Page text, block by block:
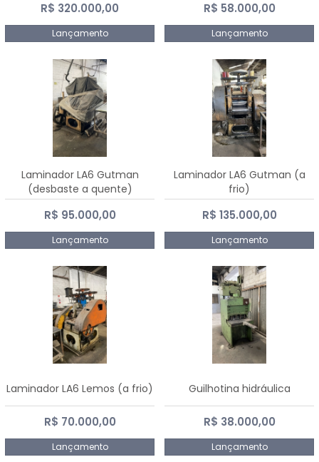
R$ 320.000,00
Lançamento
R$ 58.000,00
Lançamento
Laminador LA6 Gutman
(desbaste a quente)
R$ 95.000,00
Lançamento
Laminador LA6 Gutman (a
frio)
R$ 135.000,00
Lançamento
Laminador LA6 Lemos (a frio)
R$ 70.000,00
Lançamento
Guilhotina hidráulica
R$ 38.000,00
Lançamento